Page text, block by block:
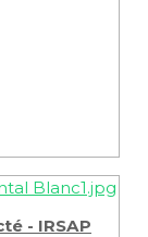
- IRSAP